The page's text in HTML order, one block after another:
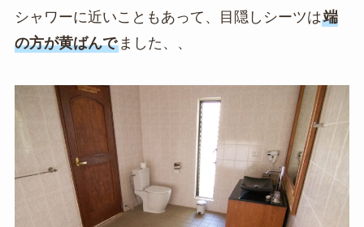
シャワーに近いこともあって、目隠しシーツは端
の方が黄ばんでました、、